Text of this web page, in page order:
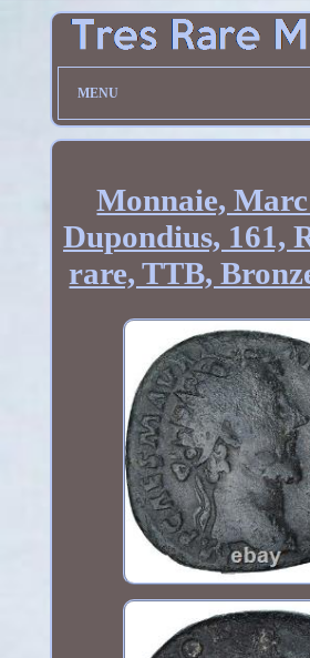
MENU
Monnaie,
Dupondius, 161,
rare, TTB,